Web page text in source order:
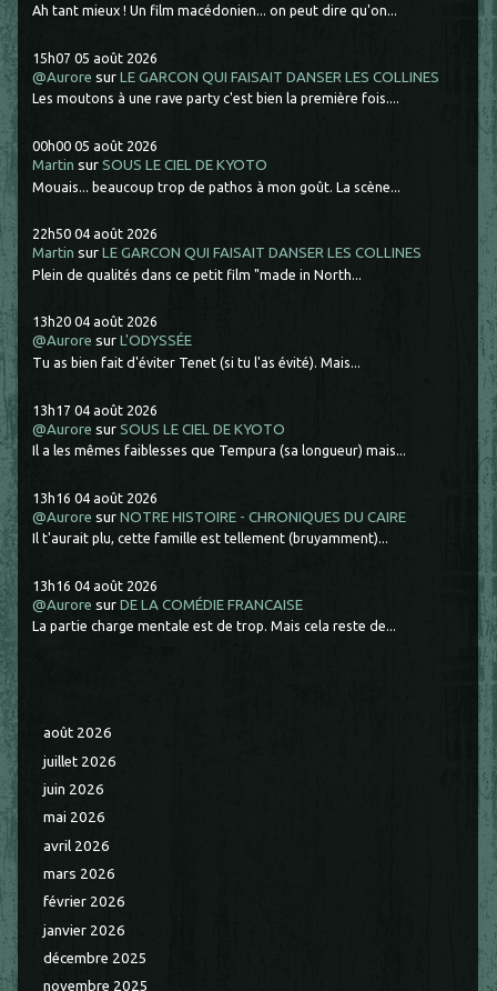
Ah tant mieux ! Un film macédonien... on peut dire qu'on...
15h07 05 août 2026
@Aurore surLE GARCON QUI FAISAIT DANSER LES COLLINES
Les moutons à une rave party c'est bien la première fois....
00h00 05 août 2026
Martin surSOUS LE CIEL DE KYOTO
Mouais... beaucoup trop de pathos à mon goût. La scène...
22h50 04 août 2026
Martin surLE GARCON QUI FAISAIT DANSER LES COLLINES
Plein de qualités dans ce petit film "made in North...
13h20 04 août 2026
@Aurore surL'ODYSSÉE
Tu as bien fait d'éviter Tenet (si tu l'as évité). Mais...
13h17 04 août 2026
@Aurore surSOUS LE CIEL DE KYOTO
Il a les mêmes faiblesses que Tempura (sa longueur) mais...
13h16 04 août 2026
@Aurore surNOTRE HISTOIRE - CHRONIQUES DU CAIRE
Il t'aurait plu, cette famille est tellement (bruyamment)...
13h16 04 août 2026
@Aurore surDE LA COMÉDIE FRANCAISE
La partie charge mentale est de trop. Mais cela reste de...
août 2026
juillet 2026
juin 2026
mai 2026
avril 2026
mars 2026
février 2026
janvier 2026
décembre 2025
novembre 2025